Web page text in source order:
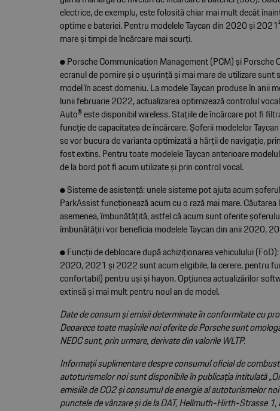
electrice, de exemplu, este folosită chiar mai mult decât
optime e bateriei. Pentru modelele Taycan din 2020 și
mare și timpi de încărcare mai scurți.
● Porsche Communication Management (PCM) și Porsche
ecranul de pornire și o ușurință și mai mare de utilizare
model în acest domeniu. La modele Taycan produse în anii
lunii februarie 2022, actualizarea optimizează controlul
Auto® este disponibil wireless. Stațiile de încărcare pot fi
funcție de capacitatea de încărcare. Șoferii modelelor
se vor bucura de varianta optimizată a hărții de navigație,
fost extins. Pentru toate modelele Taycan anterioare
de la bord pot fi acum utilizate și prin control vocal.
● Sisteme de asistență: unele sisteme pot ajuta acum
ParkAssist funcționează acum cu o rază mai mare.
asemenea, îmbunătățită, astfel că acum sunt oferite
îmbunătățiri vor beneficia modelele Taycan din anii 2020,
● Funcții de deblocare după achiziționarea vehiculului
2020, 2021 și 2022 sunt acum eligibile, la cerere, pentru
confortabil) pentru uși și hayon. Opțiunea actualizărilor
extinsă și mai mult pentru noul an de model.
Date de consum și emisii determinate în conformitate cu
Deoarece toate mașinile noi oferite de Porsche sunt
NEDC sunt, prin urmare, derivate din valorile WLTP.
Informații suplimentare despre consumul oficial de
autoturismelor noi sunt disponibile în publicația intitulată
emisiile de CO2 și consumul de energie al autoturismelor
punctele de vânzare și de la DAT, Hellmuth-Hirth-Strasse